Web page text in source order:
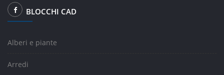
BLOCCHI CAD
Alberi e piante
Arredi